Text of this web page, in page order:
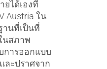
ยได้เองที่
Austria ใน
านที่เป็นที่
นสภาพ
การออกแบบ
ละปราศจาก